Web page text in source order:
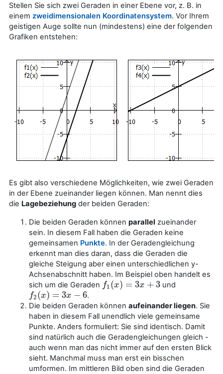
Stellen Sie sich zwei Geraden in einer Ebene vor, z. B. in
einem zweidimensionalen Koordinatensystem. Vor Ihrem
geistigen Auge sollte nun (mindestens) eine der folgenden
Grafiken entstehen:
Es gibt also verschiedene Möglichkeiten, wie zwei Geraden
in der Ebene zueinander liegen können. Man nennt dies
die Lagebeziehung der beiden Geraden:
Die beiden Geraden können parallel zueinander
sein. In diesem Fall haben die Geraden keine
gemeinsamen Punkte. In der Geradengleichung
erkennt man dies daran, dass die Geraden die
gleiche Steigung aber einen unterschiedlichen y-
Achsenabschnitt haben. Im Beispiel oben handelt es
sich um die Geraden f1(x) = 3x + 3
f1( x)=3x+3 und
f2(x) = 3x − 6
f2(x)= 3x−6
.
Die beiden Geraden können aufeinander liegen. Sie
haben in diesem Fall unendlich viele gemeinsame
Punkte. Anders formuliert: Sie sind identisch. Damit
sind natürlich auch die Geradengleichungen gleich -
auch wenn man das nicht immer auf den ersten Blick
sieht. Manchmal muss man erst ein bisschen
umformen. Im mittleren Bild oben sind die Geraden